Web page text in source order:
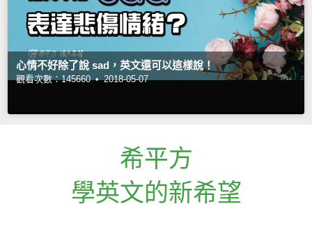
心情不好除了說 sad，英文還可以這樣說！
觀看次數：145660 • 2018-05-07
希平方
學英文的新希望